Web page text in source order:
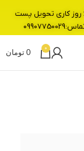
0
0 تومان
لطفا توجه داشته باشید تمامی محصولات بین 3 الی 6 روز کاری تحویل پست